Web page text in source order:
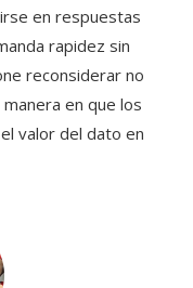
en respuestas
rapidez sin
reconsiderar no
en que los
valor del dato en